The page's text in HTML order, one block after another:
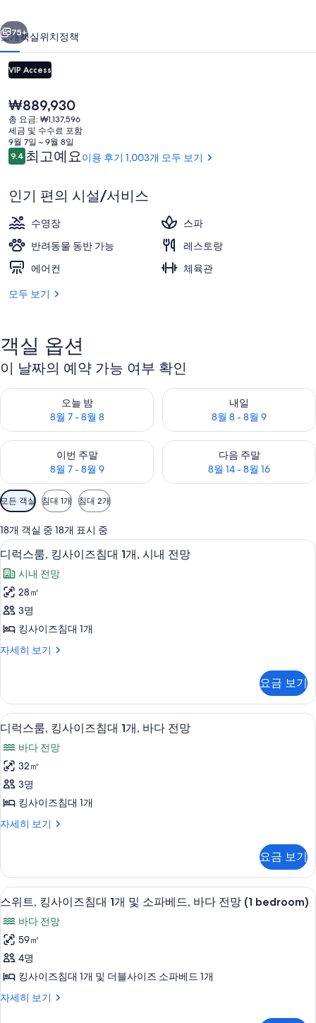
진
갤
러
리
75+
소개객실위치정책
VIP Access
현
재
가
격
은
₩889,930
₩889,930
총 요금: ₩1,137,596
세금 및 수수료 포함
9월 7일 ~ 9월 8일
이
용
기
9.410점 만점 중 9.4점.
최고예요이용 후기 1,003개 모두 보기
인기 편의 시설/서비스
수영장
스파
반려동물 동반 가능
레스토랑
에어컨
체육관
모두 보기
객실 옵션
이 날짜의 예약 가능 여부 확인
오늘 밤
8월 7 - 8월 8
오늘 밤 예약 가능 여부 확인, 8월 7 - 8월 8
내일
8월 8 - 8월 9
내일 예약 가능 여부 확인, 8월
이번 주말
8월 7 - 8월 9
이번 주말 예약 가능 여부 확인, 8월 7 - 8월 9
다음 주말
8월 14 - 8월 16
다음 주말 예약 가능 여부 확인,
객
실
에
사
용
가
능
한
터
모든 객실 침대 1개 침대 2개
18개 객실 중 18개 표시 중
디
럭
스
룸,
킹
이
침
대
1
개,
시
내
전
망
모
두
기
미니바, 객실 내 금고, 책상, 다리미/다
6
디럭스룸, 킹사이즈침대 1개, 시내 전망
시내 전망
28㎡
3명
킹사이즈침대 1개
자세히 보기
디
킹
사
이
즈
침
대
개,
시
전
히
보
기
요금 보기
디
럭
스
룸,
킹
이
침
대
1
개,
바
다
전
망
미니바, 객실 내 금고, 책상, 다리미/다
7
디럭스룸, 킹사이즈침대 1개, 바다 전망
바다 전망
32㎡
3명
킹사이즈침대 1개
자세히 보기
디
킹
사
이
침
대
개,
바
전
요금 보기
스
트,
킹
사
즈
미니바, 객실 내 금고, 책상, 다리미/다
7
스위트, 킹사이즈침대 1개 및 소파베드, 바다 전망 (1 bedroom)
바다 전망
59㎡
4명
킹사이즈침대 1개 및 더블사이즈 소파베드 1개
자세히 보기
스